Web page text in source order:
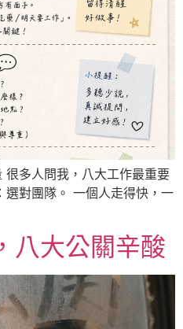
很多人問我，八大工作最重要
選對團隊。 一個人走得快，一
八大公關辛酸